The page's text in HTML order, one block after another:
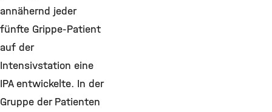
annähernd jeder
fünfte Grippe-Patient
auf der
Intensivstation eine
IPA entwickelte. In der
Gruppe der Patienten